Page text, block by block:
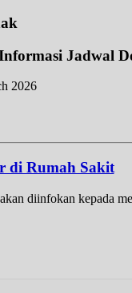
Jadwal
2026
di Rumah Sakit
diinfokan kepada